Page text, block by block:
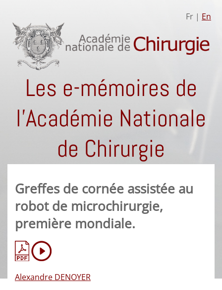
Fr | En
Les e-mémoires de
l'Académie Nationale
de Chirurgie
Greffes de cornée assistée au
robot de microchirurgie,
première mondiale.
Alexandre DENOYER